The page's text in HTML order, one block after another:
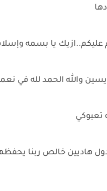
عليكم..ازيك يا بسمه
والله الحمد لله في
تعبوكي
دول هاديين خالص ربنا